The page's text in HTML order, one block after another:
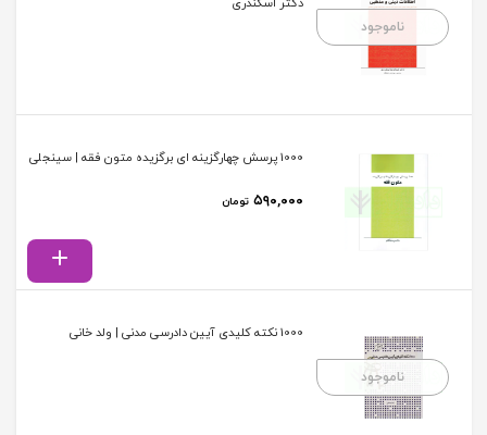
ناموجود
1000 پرسش چهارگزینه ای برگزیده متون فقه | سینجلی
۵۹۰,۰۰۰ تومان
ناموجود
1000 نکته کلیدی آیین دادرسی مدنی | ولد خانی